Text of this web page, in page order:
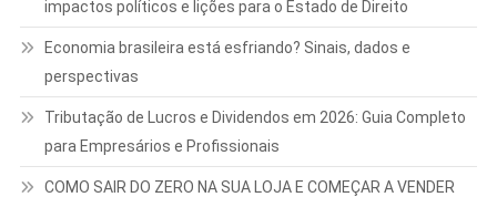
impactos políticos e lições para o Estado de Direito
Economia brasileira está esfriando? Sinais, dados e
perspectivas
Tributação de Lucros e Dividendos em 2026: Guia Completo
para Empresários e Profissionais
COMO SAIR DO ZERO NA SUA LOJA E COMEÇAR A VENDER